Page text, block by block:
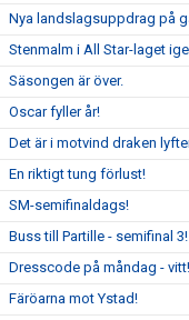
Nya landslagsuppdrag på
Stenmalm i All Star-laget
Säsongen är över.
Oscar fyller år!
Det är i motvind draken
En riktigt tung förlust!
SM-semifinaldags!
Buss till Partille - semifinal 3!
Dresscode på måndag - vitt!
Färöarna mot Ystad!